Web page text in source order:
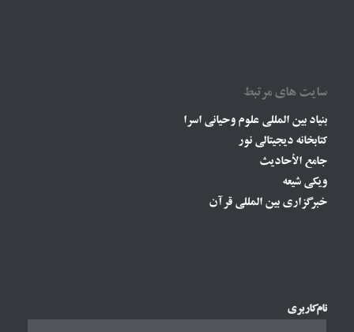
سایت های مرتبط
بنیاد بین المللی علوم وحیانی اسرا
کتابخانه دیجیتالی نور
جامع الأحادیث
ویکی شیعه
خبرگزاری بین المللی قرآن
نام‌کاربری